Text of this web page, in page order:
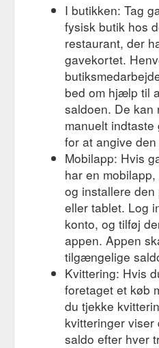
I butikken: Tag
fysisk butik hos
restaurant, der
gavekortet.
bed om hjælp til
saldoen. De kan
manuelt
for at angive
Mobilapp: Hvis
har en
og installere
eller tablet. Log
konto, og tilføj
appen. Appen
tilgængelige
Kvittering: Hvis
foretaget et køb
du tjekke
kvitteringer
saldo efter hver